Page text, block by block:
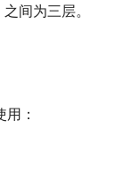
间为三层。
：